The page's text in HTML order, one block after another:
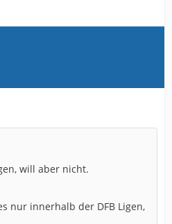
will aber nicht.
nur innerhalb der DFB Ligen,